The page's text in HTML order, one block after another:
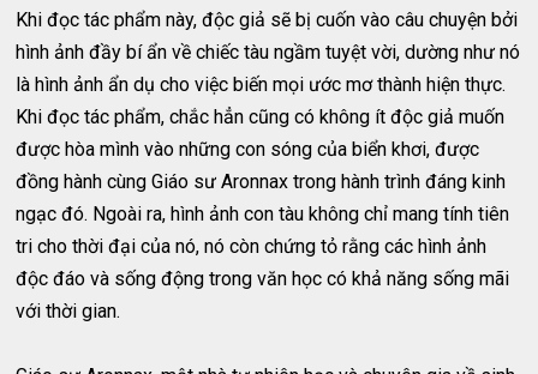
Khi đọc tác phẩm này, độc giả sẽ bị cuốn vào câu chuyện bởi
hình ảnh đầy bí ẩn về chiếc tàu ngầm tuyệt vời, dường như nó
là hình ảnh ẩn dụ cho việc biến mọi ước mơ thành hiện thực.
Khi đọc tác phẩm, chắc hẳn cũng có không ít độc giả muốn
được hòa mình vào những con sóng của biển khơi, được
đồng hành cùng Giáo sư Aronnax trong hành trình đáng kinh
ngạc đó. Ngoài ra, hình ảnh con tàu không chỉ mang tính tiên
tri cho thời đại của nó, nó còn chứng tỏ rằng các hình ảnh
độc đáo và sống động trong văn học có khả năng sống mãi
với thời gian.